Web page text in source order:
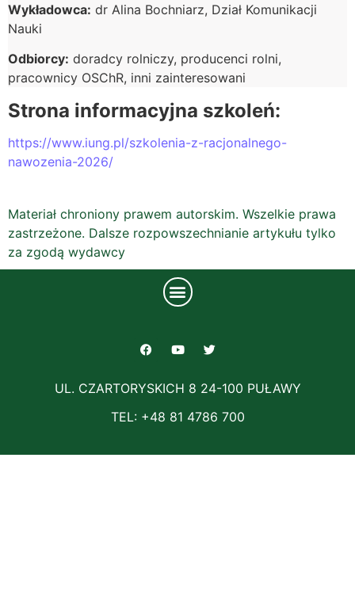
Wykładowca: dr Alina Bochniarz, Dział Komunikacji
Nauki
Odbiorcy: doradcy rolniczy, producenci rolni,
pracownicy OSChR, inni zainteresowani
Strona informacyjna szkoleń:
https://www.iung.pl/szkolenia-z-racjonalnego-
nawozenia-2026/
Materiał chroniony prawem autorskim. Wszelkie prawa
zastrzeżone. Dalsze rozpowszechnianie artykułu tylko
za zgodą wydawcy
UL. CZARTORYSKICH 8 24-100 PUŁAWY
TEL: +48 81 4786 700